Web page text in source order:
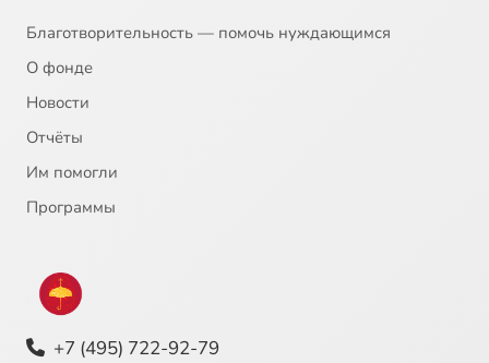
Благотворительность — помочь нуждающимся
О фонде
Новости
Отчёты
Им помогли
Программы
+7 (495) 722-92-79